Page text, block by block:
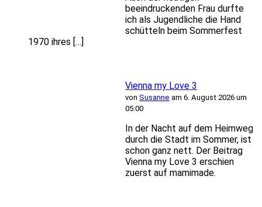
beeindruckenden Frau durfte
ich als Jugendliche die Hand
schütteln beim Sommerfest
1970 ihres […]
Vienna my Love 3
von Susanne am 6. August 2026 um
05:00
In der Nacht auf dem Heimweg
durch die Stadt im Sommer, ist
schon ganz nett. Der Beitrag
Vienna my Love 3 erschien
zuerst auf mamimade.